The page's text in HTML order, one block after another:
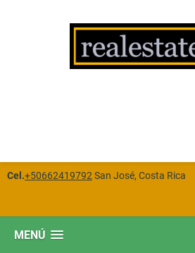
Cel.+50662419792 San José, Costa Rica
MENÚ